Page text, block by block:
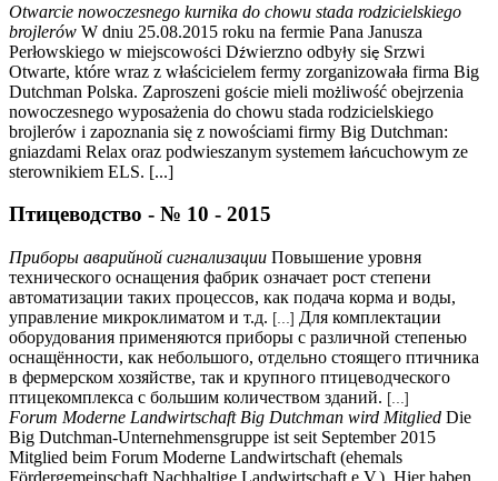
Otwarcie nowoczesnego kurnika do chowu stada rodzicielskiego
brojlerów W dniu 25.08.2015 roku na fermie Pana Janusza
Perłowskiego w miejscowości Dźwierzno odbyły się Srzwi
Otwarte, które wraz z właścicielem fermy zorganizowała firma Big
Dutchman Polska. Zaproszeni goście mieli możliwość obejrzenia
nowoczesnego wyposażenia do chowu stada rodzicielskiego
brojlerów i zapoznania się z nowościami firmy Big Dutchman:
gniazdami Relax oraz podwieszanym systemem łańcuchowym ze
sterownikiem ELS. [...]
Птицеводство - № 10 - 2015
Приборы аварийной сигнализации Повышение уровня
технического оснащения фабрик означает рост степени
автоматизации таких процессов, как подача корма и воды,
управление микроклиматом и т.д. [...] Для комплектации
оборудования применяются приборы с различной степенью
оснащённости, как небольшого, отдельно стоящего птичника
в фермерском хозяйстве, так и крупного птицеводческого
птицекомплекса с большим количеством зданий. [...]
Forum Moderne Landwirtschaft Big Dutchman wird Mitglied Die
Big Dutchman-Unternehmensgruppe ist seit September 2015
Mitglied beim Forum Moderne Landwirtschaft (ehemals
Fördergemeinschaft Nachhaltige Landwirtschaft e.V.). Hier haben